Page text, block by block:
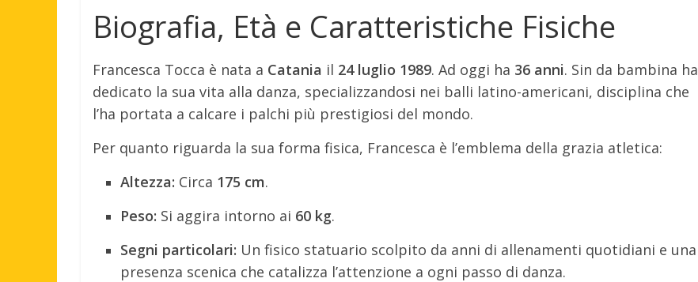
Biografia, Età e Caratteristiche Fisiche
Francesca Tocca è nata a Catania il 24 luglio 1989. Ad oggi ha 36 anni. Sin da bambina ha
dedicato la sua vita alla danza, specializzandosi nei balli latino-americani, disciplina che
l’ha portata a calcare i palchi più prestigiosi del mondo.
Per quanto riguarda la sua forma fisica, Francesca è l’emblema della grazia atletica:
Altezza: Circa 175 cm.
Peso: Si aggira intorno ai 60 kg.
Segni particolari: Un fisico statuario scolpito da anni di allenamenti quotidiani e una
presenza scenica che catalizza l’attenzione a ogni passo di danza.